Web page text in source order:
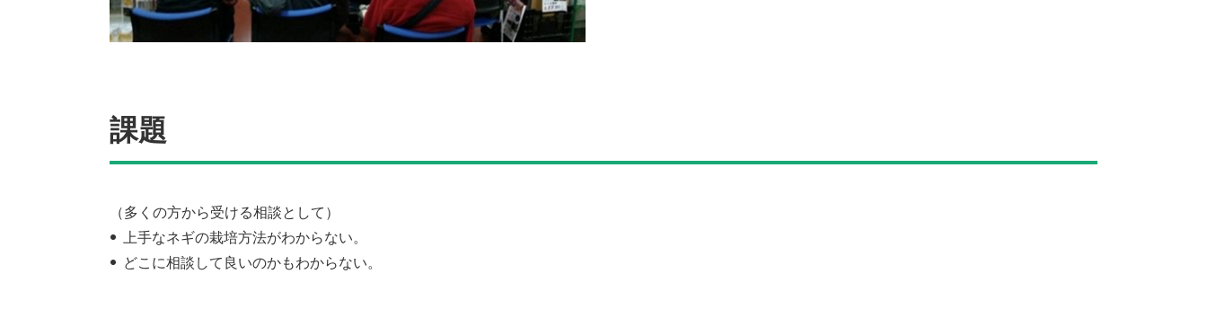
課題
（多くの方から受ける相談として）
上手なネギの栽培方法がわからない。
どこに相談して良いのかもわからない。